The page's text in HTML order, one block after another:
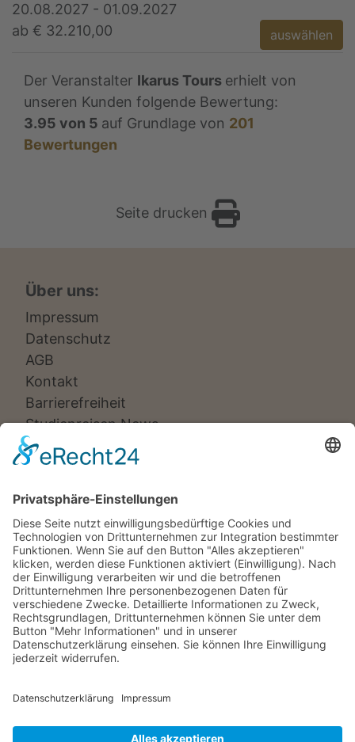
20.08.2027 - 01.09.2027
ab € 32.210,00
auswählen
Der Veranstalter Ikarus Tours erhielt von
unseren Kunden folgende Bewertung:
3.95 von 5 auf Grundlage von 201
Bewertungen
Seite drucken
Über uns:
Impressum
Datenschutz
AGB
Kontakt
Barrierefreiheit
Studienreisen News
Veranstalter:
Ameropa Reisen
Bavaria Fernreisen
Berge & Meer
Gebeco
Hauser exkursionen
Meiers Weltreisen
Nicko Cruises
SKR
Studiosus
Studiosus Kultimer